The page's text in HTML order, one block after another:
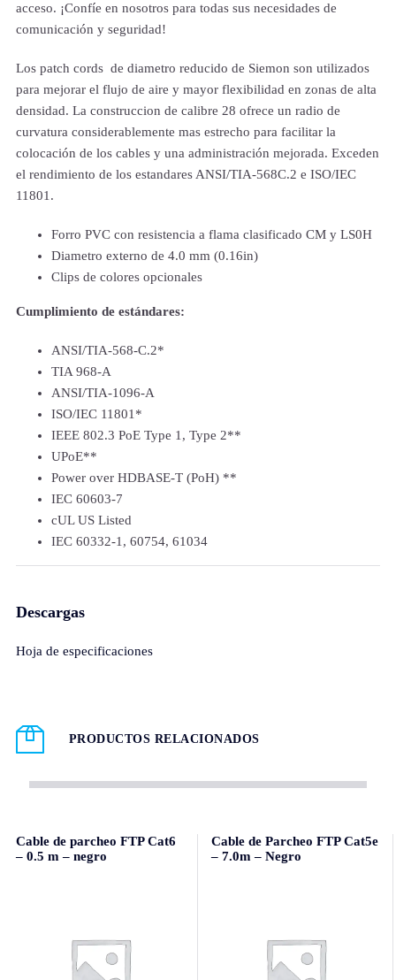
acceso. ¡Confíe en nosotros para todas sus necesidades de
comunicación y seguridad!
Los patch cords de diametro reducido de Siemon son utilizados
para mejorar el flujo de aire y mayor flexibilidad en zonas de alta
densidad. La construccion de calibre 28 ofrece un radio de
curvatura considerablemente mas estrecho para facilitar la
colocación de los cables y una administración mejorada. Exceden
el rendimiento de los estandares ANSI/TIA-568C.2 e ISO/IEC
11801.
Forro PVC con resistencia a flama clasificado CM y LS0H
Diametro externo de 4.0 mm (0.16in)
Clips de colores opcionales
Cumplimiento de estándares:
ANSI/TIA-568-C.2*
TIA 968-A
ANSI/TIA-1096-A
ISO/IEC 11801*
IEEE 802.3 PoE Type 1, Type 2**
UPoE**
Power over HDBASE-T (PoH) **
IEC 60603-7
cUL US Listed
IEC 60332-1, 60754, 61034
Descargas
Hoja de especificaciones
PRODUCTOS RELACIONADOS
Cable de parcheo FTP Cat6
– 0.5 m – negro
Cable de Parcheo FTP Cat5e
– 7.0m – Negro